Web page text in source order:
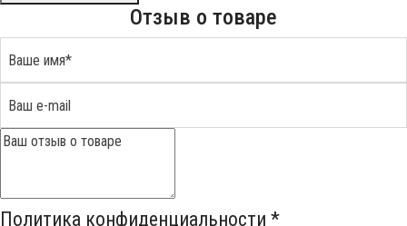
Отзыв о товаре
Политика конфиденциальности *